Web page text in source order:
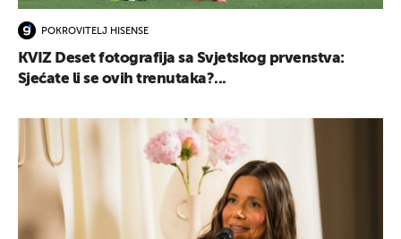
POKROVITELJ HISENSE
KVIZ Deset fotografija sa Svjetskog prvenstva:
Sjećate li se ovih trenutaka?...